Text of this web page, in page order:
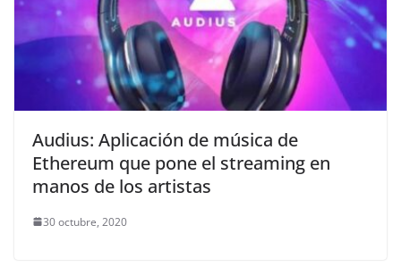
Audius: Aplicación de música de
Ethereum que pone el streaming en
manos de los artistas
30 octubre, 2020